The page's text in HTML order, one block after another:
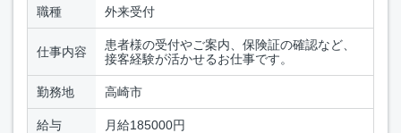
職種 外来受付
仕事内容
患者様の受付やご案内、保険証の確認など、
接客経験が活かせるお仕事です。
勤務地 高崎市
給与 月給185000円